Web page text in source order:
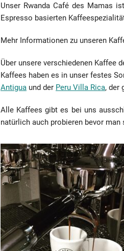
Unser Rwanda Café des Mamas
Espresso basierten
Mehr Informationen zu unseren
Über unsere verschiedenen Kaffee
Kaffees haben es in unser festes
Antigua und der Peru Villa Rica, der
Alle Kaffees gibt es bei uns
natürlich auch probieren bevor